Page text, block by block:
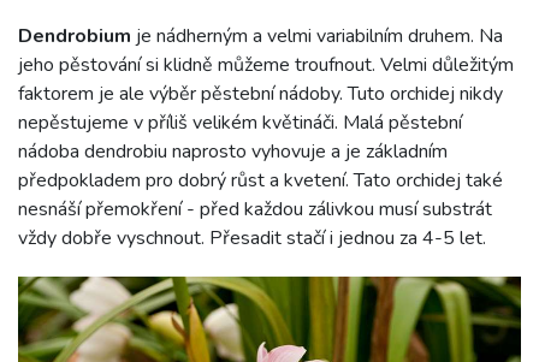
Dendrobium je nádherným a velmi variabilním druhem. Na
jeho pěstování si klidně můžeme troufnout. Velmi důležitým
faktorem je ale výběr pěstební nádoby. Tuto orchidej nikdy
nepěstujeme v příliš velikém květináči. Malá pěstební
nádoba dendrobiu naprosto vyhovuje a je základním
předpokladem pro dobrý růst a kvetení. Tato orchidej také
nesnáší přemokření - před každou zálivkou musí substrát
vždy dobře vyschnout. Přesadit stačí i jednou za 4-5 let.